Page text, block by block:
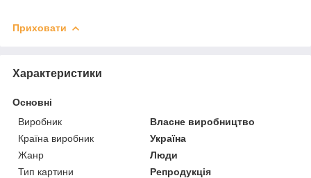
Приховати
Характеристики
Основні
Виробник
Власне виробництво
Країна виробник
Україна
Жанр
Люди
Тип картини
Репродукція